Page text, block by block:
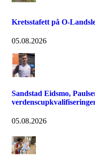
Kretsstafett på O-
05.08.2026
Sandstad Eidsmo,
05.08.2026